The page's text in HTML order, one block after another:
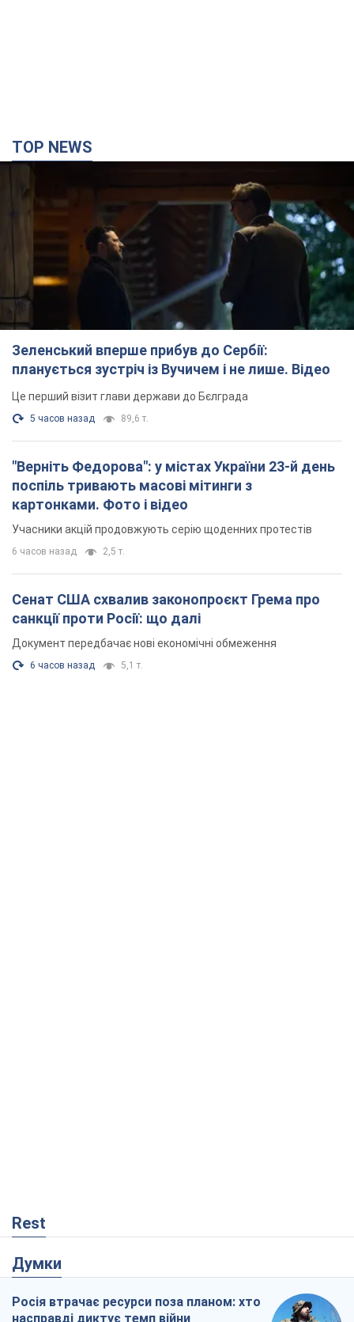
TOP NEWS
Зеленський вперше прибув до Сербії:
планується зустріч із Вучичем і не лише. Відео
Це перший візит глави держави до Бєлграда
5 часов назад 89,6 т.
"Верніть Федорова": у містах України 23-й день
поспіль тривають масові мітинги з
картонками. Фото і відео
Учасники акцій продовжують серію щоденних протестів
6 часов назад 2,5 т.
Сенат США схвалив законопроєкт Грема про
санкції проти Росії: що далі
Документ передбачає нові економічні обмеження
6 часов назад 5,1 т.
Rest
Думки
Росія втрачає ресурси поза планом: хто
насправді диктує темп війни